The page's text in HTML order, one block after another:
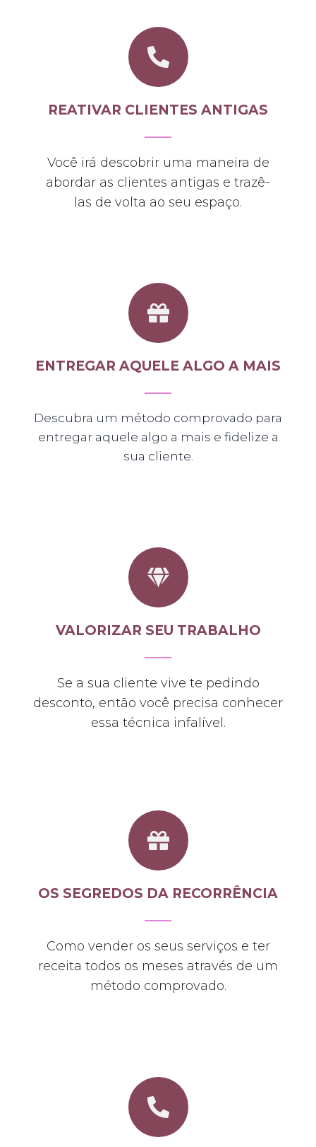
REATIVAR CLIENTES ANTIGAS
Você irá descobrir uma maneira de
abordar as clientes antigas e trazê-
las de volta ao seu espaço.
ENTREGAR AQUELE ALGO A MAIS
Descubra um método comprovado para
entregar aquele algo a mais e fidelize a
sua cliente.
VALORIZAR SEU TRABALHO
Se a sua cliente vive te pedindo
desconto, então você precisa conhecer
essa técnica infalível.
OS SEGREDOS DA RECORRÊNCIA
Como vender os seus serviços e ter
receita todos os meses através de um
método comprovado.